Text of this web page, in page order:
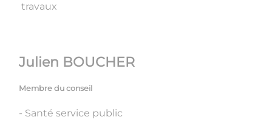
travaux
Julien BOUCHER
Membre du conseil
- Santé service public